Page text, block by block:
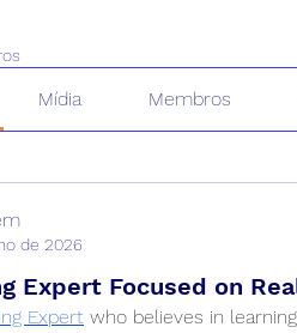
Mídia Membros
de 2026
Expert Focused on
Expert who believes in